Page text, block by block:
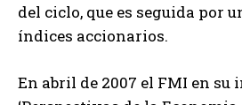
del ciclo, que es seguida por
índices accionarios.
En abril de 2007 el FMI en su